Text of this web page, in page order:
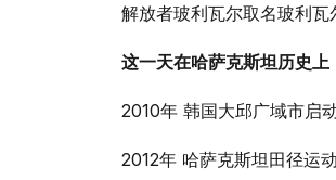
解放者玻利瓦尔取名玻利瓦
这一天在哈萨克斯坦历史上
2010年 韩国大邱广域市启
2012年 哈萨克斯坦田径运